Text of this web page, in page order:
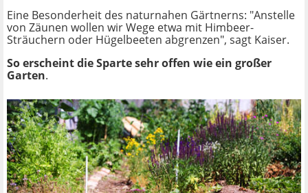
Eine Besonderheit des naturnahen Gärtnerns: "Anstelle
von Zäunen wollen wir Wege etwa mit Himbeer-
Sträuchern oder Hügelbeeten abgrenzen", sagt Kaiser.
So erscheint die Sparte sehr offen wie ein großer
Garten.